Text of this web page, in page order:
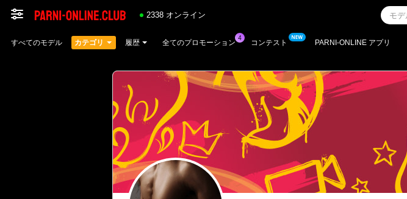
2338 オンライン
すべてのモデル カテゴリ 履歴 全てのプロモーション コンテスト PARNI-ONLINE アプリ